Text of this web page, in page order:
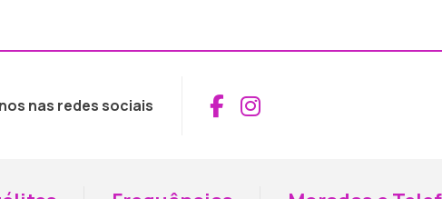
nas redes sociais Aceder ao
Aceder ao